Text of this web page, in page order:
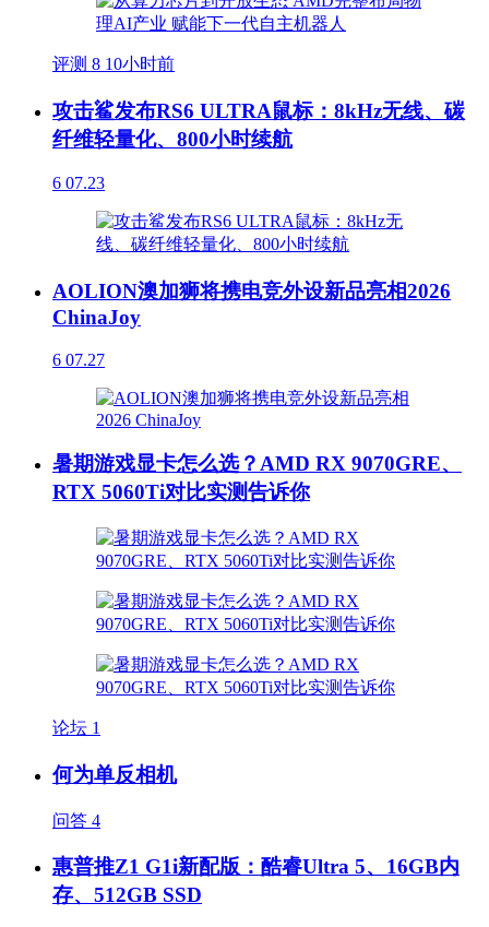
评测 8 10小时前
攻击鲨发布RS6 ULTRA鼠标：8kHz无线、碳
纤维轻量化、800小时续航
6 07.23
AOLION澳加狮将携电竞外设新品亮相2026
ChinaJoy
6 07.27
暑期游戏显卡怎么选？AMD RX 9070GRE、
RTX 5060Ti对比实测告诉你
论坛 1
何为单反相机
问答 4
惠普推Z1 G1i新配版：酷睿Ultra 5、16GB内
存、512GB SSD